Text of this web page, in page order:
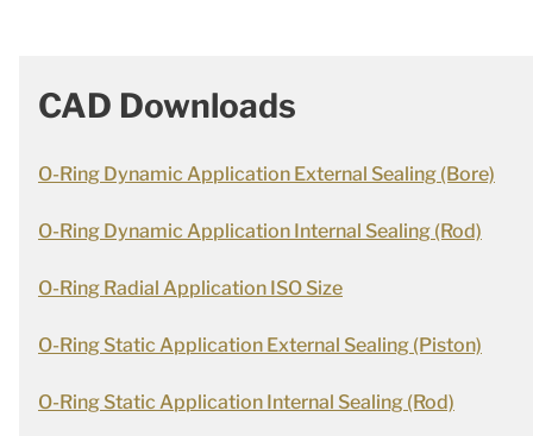
CAD Downloads
O-Ring Dynamic Application External Sealing (Bore)
O-Ring Dynamic Application Internal Sealing (Rod)
O-Ring Radial Application ISO Size
O-Ring Static Application External Sealing (Piston)
O-Ring Static Application Internal Sealing (Rod)